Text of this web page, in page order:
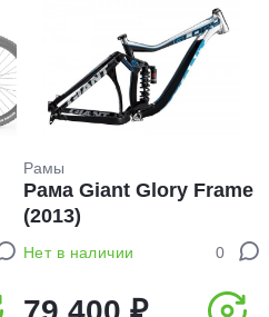
Рамы
Рама Giant Glory Frame
(2013)
Нет в наличии 0